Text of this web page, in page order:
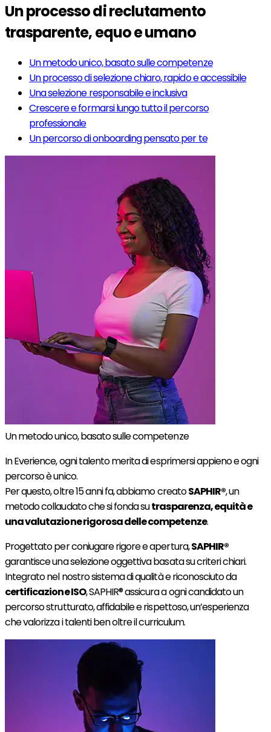
Un processo di reclutamento
trasparente, equo e umano
Un metodo unico, basato sulle competenze
Un processo di selezione chiaro, rapido e accessibile
Una selezione responsabile e inclusiva
Crescere e formarsi lungo tutto il percorso
professionale
Un percorso di onboarding pensato per te
Un metodo unico, basato sulle competenze
In Everience, ogni talento merita di esprimersi appieno e ogni
percorso è unico.
Per questo, oltre 15 anni fa, abbiamo creatoSAPHIR®, un
metodo collaudato che si fonda sutrasparenza, equità e
una valutazione rigorosa delle competenze.
Progettato per coniugare rigore e apertura,SAPHIR®
garantisce una selezione oggettiva basata su criteri chiari.
Integrato nel nostro sistema di qualità e riconosciuto da
certificazione ISO, SAPHIR® assicura a ogni candidato un
percorso strutturato, affidabile e rispettoso, un’esperienza
che valorizza i talenti ben oltre il curriculum.